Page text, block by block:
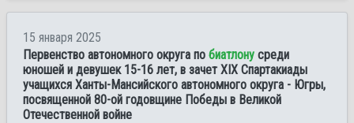
15 января 2025
Первенство автономного округа по биатлону среди
юношей и девушек 15-16 лет, в зачет XIX Спартакиады
учащихся Ханты-Мансийского автономного округа - Югры,
посвященной 80-ой годовщине Победы в Великой
Отечественной войне